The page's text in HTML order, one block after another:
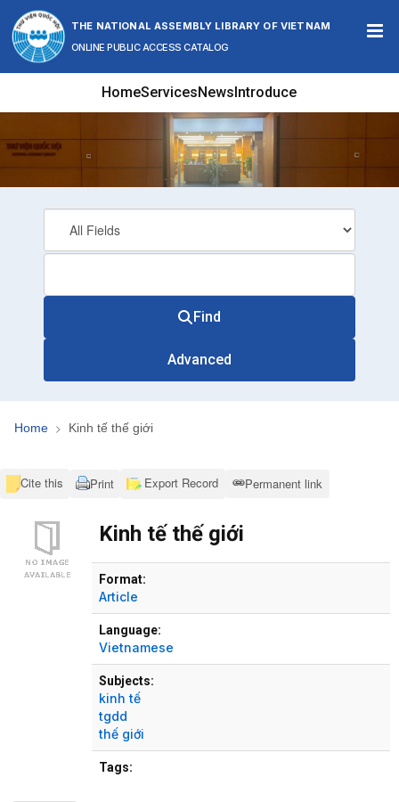
Skip to content
THE NATIONAL ASSEMBLY LIBRARY OF VIETNAM
ONLINE PUBLIC ACCESS CATALOG
HomeServicesNewsIntroduce
Find
Advanced
Home Kinh tế thế giới
Cite this Print Export Record Permanent link
Kinh tế thế giới
Format:
Article
Language:
Vietnamese
Subjects:
kinh tế
tgdd
thế giới
Tags: